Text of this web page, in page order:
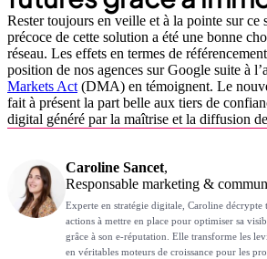
Rester toujours en veille et à la pointe sur ce
précoce de cette solution a été une bonne
réseau. Les effets en termes de
position de nos agences sur Google suite à
Markets Act (DMA) en témoignent. Le
fait à présent la part belle aux tiers de
digital généré par la maîtrise et la diffusion
Caroline Sancet,
Responsable marketing &
Experte en stratégie digitale, Caroline décrypte
actions à mettre en place pour optimiser sa
grâce à son e-réputation. Elle transforme les
en véritables moteurs de croissance pour les